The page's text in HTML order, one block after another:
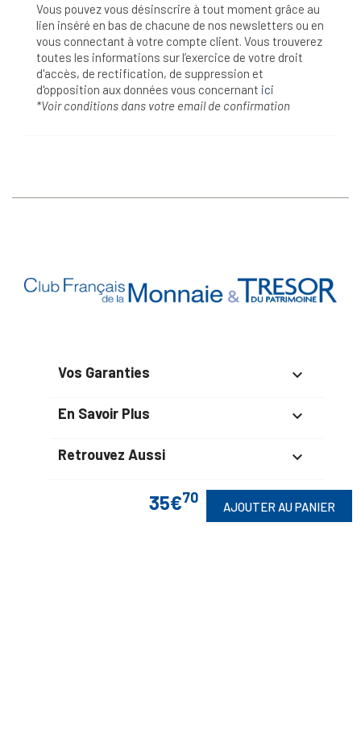
35€70
AJOUTER AU PANIER
Vous pouvez vous désinscrire à tout moment grâce au
lien inséré en bas de chacune de nos newsletters ou en
vous connectant à votre compte client. Vous trouverez
toutes les informations sur l’exercice de votre droit
d'accès, de rectification, de suppression et
d'opposition aux données vous concernant ici
*Voir conditions dans votre email de confirmation
Vos Garanties 
En Savoir Plus 
Retrouvez Aussi 